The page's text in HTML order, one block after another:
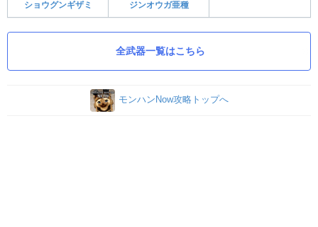
ショウグンギザミ ジンオウガ亜種
全武器一覧はこちら
モンハンNow攻略トップへ